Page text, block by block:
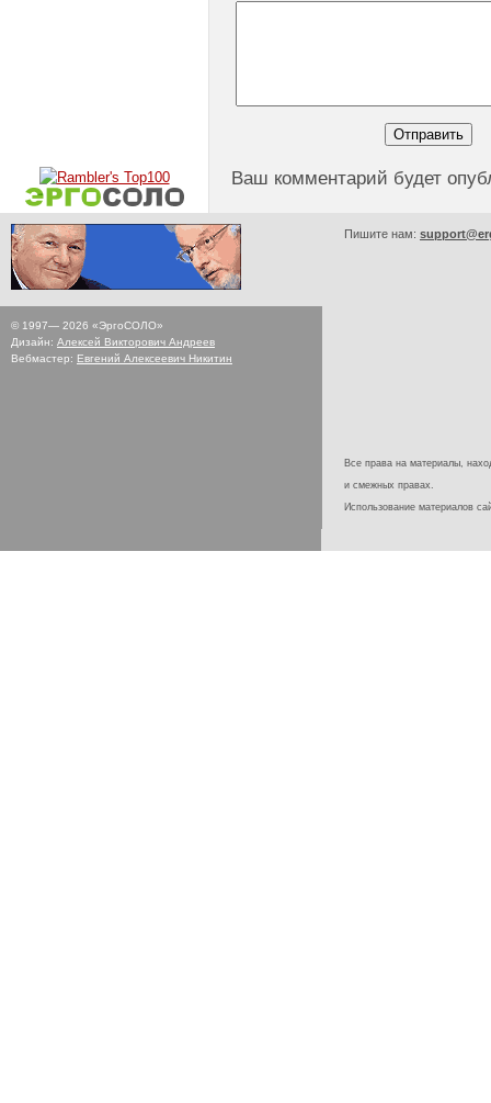
Ваш комментарий будет
© 1997— 2026 «ЭргоСОЛО»
Дизайн: Алексей Викторович Андреев
Вебмастер: Евгений Алексеевич Никитин
Пишите нам:
Все права на материалы,
и смежных правах.
Использование материалов